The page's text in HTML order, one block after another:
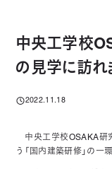
中央工学校
の見学に訪れ
投稿日
2022.11.18
中央工学校OSAKA研
う「国内建築研修」の一